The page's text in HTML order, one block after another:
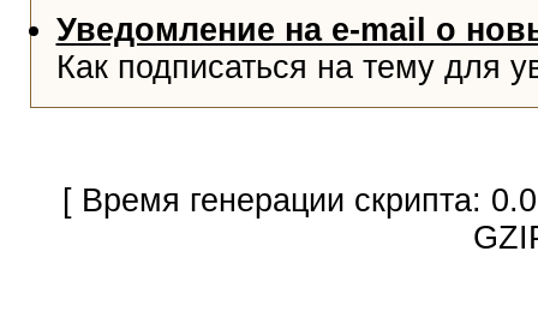
Уведомление на e-mail о
Как подписаться на тему для
[ Время генерации скрипта: